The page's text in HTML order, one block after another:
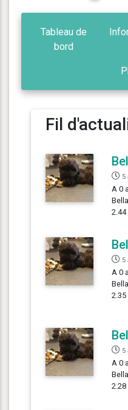
Tableau de
bord
Fil
5
A 0
2.44
5
A 0
2.35
5
A 0
2.28